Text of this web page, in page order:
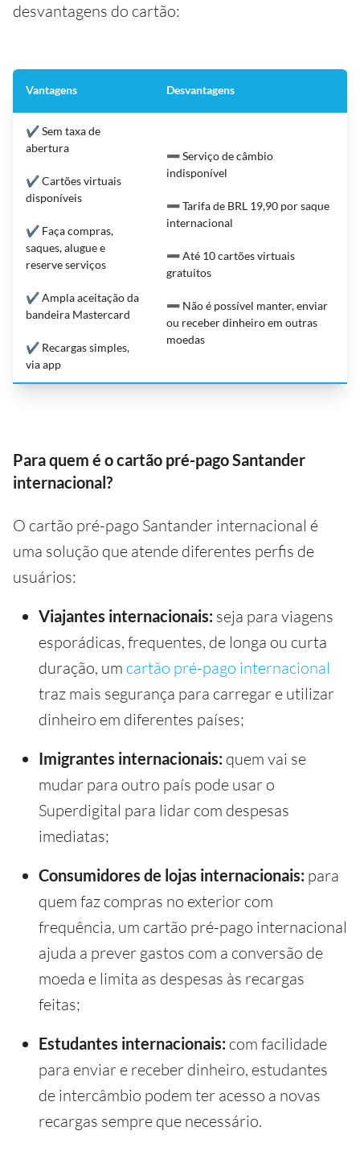
desvantagens do cartão:
Vantagens Desvantagens
✔️ Sem taxa de
abertura
✔️ Cartões virtuais
disponíveis
✔️ Faça compras,
saques, alugue e
reserve serviços
✔️ Ampla aceitação da
bandeira Mastercard
✔️ Recargas simples,
via app
➖ Serviço de câmbio
indisponível
➖ Tarifa de BRL 19,90 por saque
internacional
➖ Até 10 cartões virtuais
gratuitos
➖ Não é possível manter, enviar
ou receber dinheiro em outras
moedas
Para quem é o cartão pré-pago Santander
internacional?
O cartão pré-pago Santander internacional é
uma solução que atende diferentes perfis de
usuários:
Viajantes internacionais: seja para viagens
esporádicas, frequentes, de longa ou curta
duração, um cartão pré-pago internacional
traz mais segurança para carregar e utilizar
dinheiro em diferentes países;
Imigrantes internacionais: quem vai se
mudar para outro país pode usar o
Superdigital para lidar com despesas
imediatas;
Consumidores de lojas internacionais: para
quem faz compras no exterior com
frequência, um cartão pré-pago internacional
ajuda a prever gastos com a conversão de
moeda e limita as despesas às recargas
feitas;
Estudantes internacionais: com facilidade
para enviar e receber dinheiro, estudantes
de intercâmbio podem ter acesso a novas
recargas sempre que necessário.